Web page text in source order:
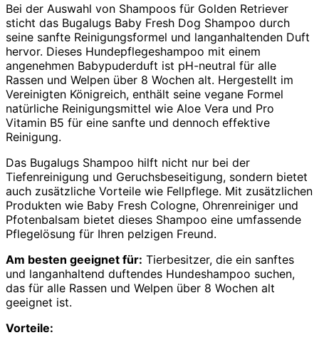
Bei der Auswahl von Shampoos für Golden Retriever
sticht das Bugalugs Baby Fresh Dog Shampoo durch
seine sanfte Reinigungsformel und langanhaltenden Duft
hervor. Dieses Hundepflegeshampoo mit einem
angenehmen Babypuderduft ist pH-neutral für alle
Rassen und Welpen über 8 Wochen alt. Hergestellt im
Vereinigten Königreich, enthält seine vegane Formel
natürliche Reinigungsmittel wie Aloe Vera und Pro
Vitamin B5 für eine sanfte und dennoch effektive
Reinigung.
Das Bugalugs Shampoo hilft nicht nur bei der
Tiefenreinigung und Geruchsbeseitigung, sondern bietet
auch zusätzliche Vorteile wie Fellpflege. Mit zusätzlichen
Produkten wie Baby Fresh Cologne, Ohrenreiniger und
Pfotenbalsam bietet dieses Shampoo eine umfassende
Pflegelösung für Ihren pelzigen Freund.
Am besten geeignet für: Tierbesitzer, die ein sanftes
und langanhaltend duftendes Hundeshampoo suchen,
das für alle Rassen und Welpen über 8 Wochen alt
geeignet ist.
Vorteile: